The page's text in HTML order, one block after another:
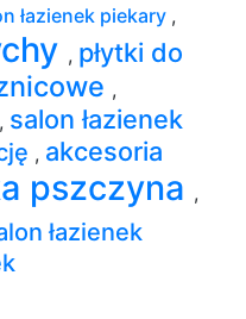
łazienek piekary ,
, płytki do
,
, salon łazienek
, akcesoria
pszczyna ,
łazienek